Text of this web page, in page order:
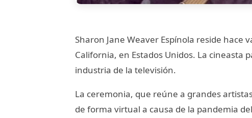
Sharon Jane Weaver Espínola reside hace
California, en Estados Unidos. La cineasta
industria de la televisión.
La ceremonia, que reúne a grandes
de forma virtual a causa de la pandemia